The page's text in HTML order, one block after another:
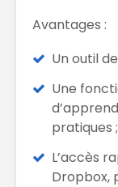
Avantages :
Un outil
Une
pratiques ;
L’accès
Dropbox,